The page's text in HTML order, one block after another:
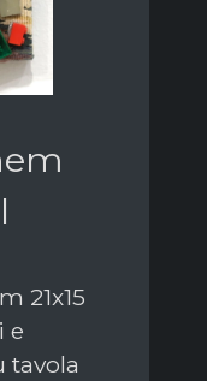
21x15
e
tavola